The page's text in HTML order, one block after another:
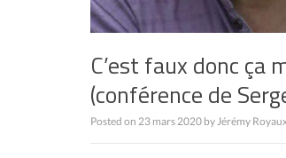
C’est faux donc ça
(conférence de
Posted on 23 mars 2020 byJérémy